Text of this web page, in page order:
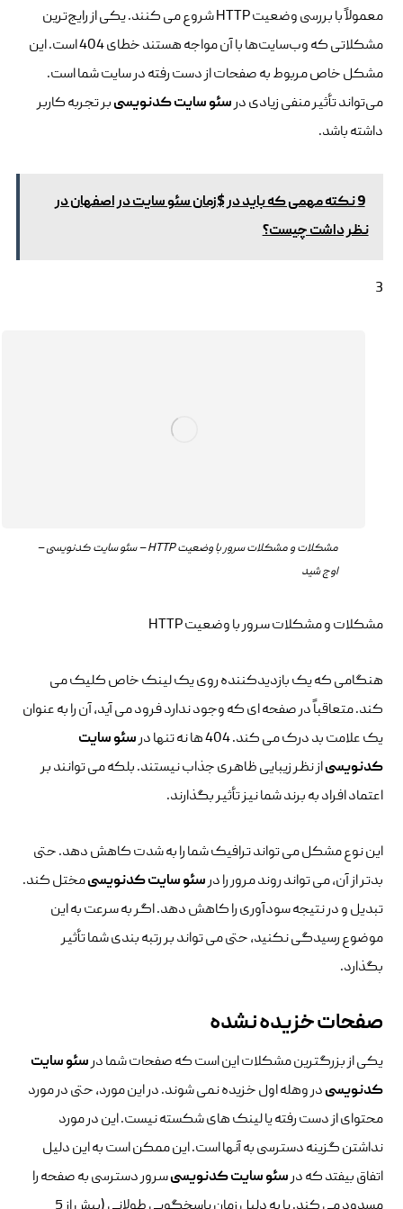
معمولاً با بررسی وضعیت HTTP شروع می کنند. یکی از رایج‌ترین
مشکلاتی که وب‌سایت‌ها با آن مواجه هستند خطای 404 است. این
مشکل خاص مربوط به صفحات از دست رفته در سایت شما است.
می‌تواند تأثیر منفی زیادی درسئو سایت کدنویسیبر تجربه کاربر
داشته باشد.
9 نکته مهمی که باید در $زمان سئو سایت در اصفهان در
نظر داشت چیست؟
3
مشکلات و مشکلات سرور با وضعیت HTTP – سئو سایت کدنویسی –
اوج شید
مشکلات و مشکلات سرور با وضعیت HTTP
هنگامی که یک بازدیدکننده روی یک لینک خاص کلیک می
کند. متعاقباً در صفحه ای که وجود ندارد فرود می آید، آن را به عنوان
یک علامت بد درک می کند. 404 ها نه تنها در
سئو سایت
کدنویسیاز نظر زیبایی ظاهری جذاب نیستند. بلکه می توانند بر
اعتماد افراد به برند شما نیز تأثیر بگذارند.
این نوع مشکل می تواند ترافیک شما را به شدت کاهش دهد. حتی
بدتر از آن، می تواند روند مرور را درسئو سایت کدنویسیمختل کند.
تبدیل و در نتیجه سودآوری را کاهش دهد. اگر به سرعت به این
موضوع رسیدگی نکنید، حتی می تواند بر رتبه بندی شما تأثیر
بگذارد.
صفحات خزیده نشده
یکی از بزرگترین مشکلات این است که صفحات شما درسئو سایت
کدنویسیدر وهله اول خزیده نمی شوند. در این مورد، حتی در مورد
محتوای از دست رفته یا لینک های شکسته نیست. این در مورد
نداشتن گزینه دسترسی به آنها است. این ممکن است به این دلیل
اتفاق بیفتد که درسئو سایت کدنویسیسرور دسترسی به صفحه را